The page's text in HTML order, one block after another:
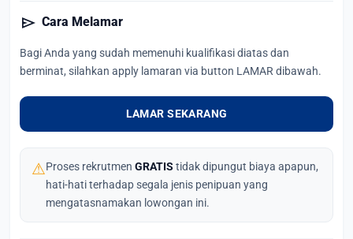
send Cara Melamar
Bagi Anda yang sudah memenuhi kualifikasi diatas dan
berminat, silahkan apply lamaran via button LAMAR dibawah.
LAMAR SEKARANG
⚠Proses rekrutmen GRATIS tidak dipungut biaya apapun,
hati-hati terhadap segala jenis penipuan yang
mengatasnamakan lowongan ini.